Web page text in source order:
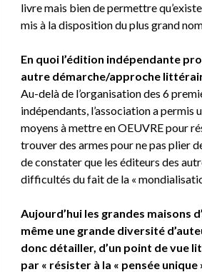
livre mais bien de permettre
mis à la disposition du plus grand
En quoi l’édition indépendante
autre démarche/approche
Au-delà de l’organisation des 6
indépendants, l’association a permis
moyens à mettre en OEUVRE pour
trouver des armes pour ne pas plier
de constater que les éditeurs des
difficultés du fait de la «
Aujourd’hui les grandes maisons
même une grande diversité
donc détailler, d’un point de vue
par « résister à la « pensée